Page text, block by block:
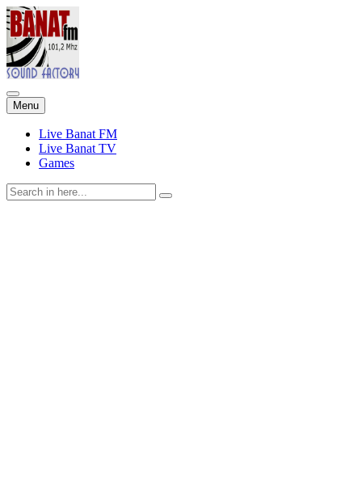
Menu Skip
to
content
Live Banat FM
Live Banat TV
Games
Search
for: